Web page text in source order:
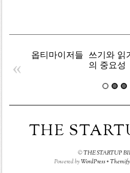
옵티마이저들
쓰기와 읽
의 중요성
«
THE
©THE STARTUP
Powered byWordPress•Themify